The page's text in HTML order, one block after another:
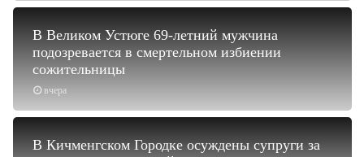
вчера
В Великом Устюге 69-летний мужчина
подозревается в смертельном избиении
сожительницы
В Кичменгском Городке осуждены супруги за